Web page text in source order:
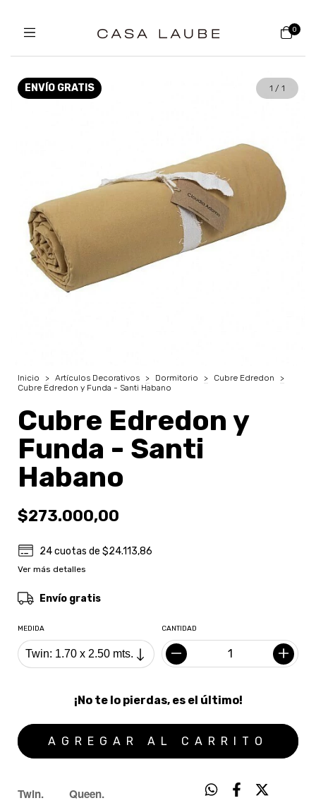
0
ENVÍO GRATIS 1 / 1
Inicio > Artículos Decorativos > Dormitorio > Cubre Edredon
>
Cubre Edredon y Funda - Santi Habano
Cubre Edredon y
Funda - Santi
Habano
$273.000,00
24cuotas de$24.113,86
Ver más detalles
Envío gratis
MEDIDA CANTIDAD
¡No te lo pierdas, es el último!
Twin. Queen.